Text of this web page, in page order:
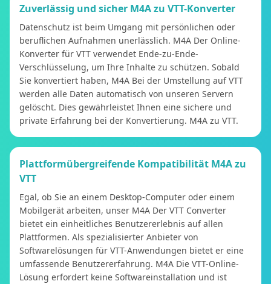
Zuverlässig und sicher M4A zu VTT-Konverter
Datenschutz ist beim Umgang mit persönlichen oder
beruflichen Aufnahmen unerlässlich. M4A Der Online-
Konverter für VTT verwendet Ende-zu-Ende-
Verschlüsselung, um Ihre Inhalte zu schützen. Sobald
Sie konvertiert haben, M4A Bei der Umstellung auf VTT
werden alle Daten automatisch von unseren Servern
gelöscht. Dies gewährleistet Ihnen eine sichere und
private Erfahrung bei der Konvertierung. M4A zu VTT.
Plattformübergreifende Kompatibilität M4A zu
VTT
Egal, ob Sie an einem Desktop-Computer oder einem
Mobilgerät arbeiten, unser M4A Der VTT Converter
bietet ein einheitliches Benutzererlebnis auf allen
Plattformen. Als spezialisierter Anbieter von
Softwarelösungen für VTT-Anwendungen bietet er eine
umfassende Benutzererfahrung. M4A Die VTT-Online-
Lösung erfordert keine Softwareinstallation und ist